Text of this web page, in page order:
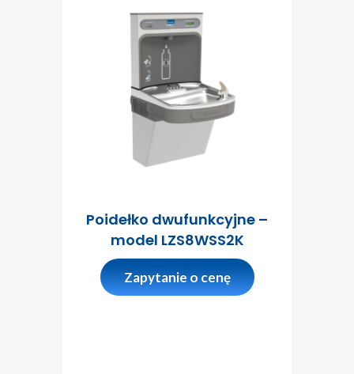
Poidełko dwufunkcyjne –
model LZS8WSS2K
Zapytanie o cenę